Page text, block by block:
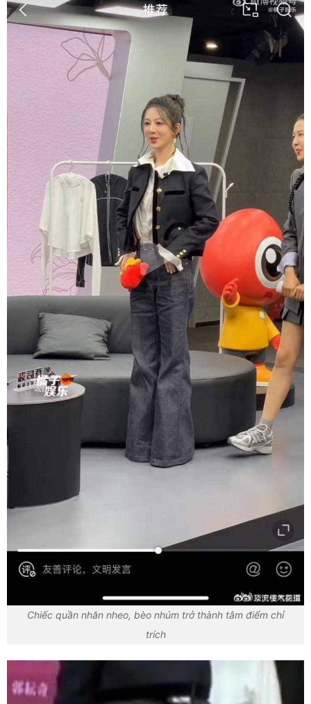
Chiếc quần nhăn nheo, bèo nhúm trở thành tâm điểm chỉ
trích